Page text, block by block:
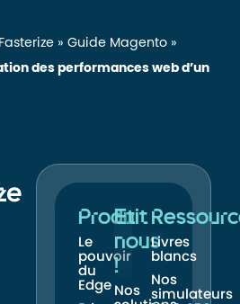
» Guide Magento »
des performances web d’un
Produit
Le
pouvoir
du
Edge
Et
nous
!
Nos
Livres
blancs
Nos
simulateurs